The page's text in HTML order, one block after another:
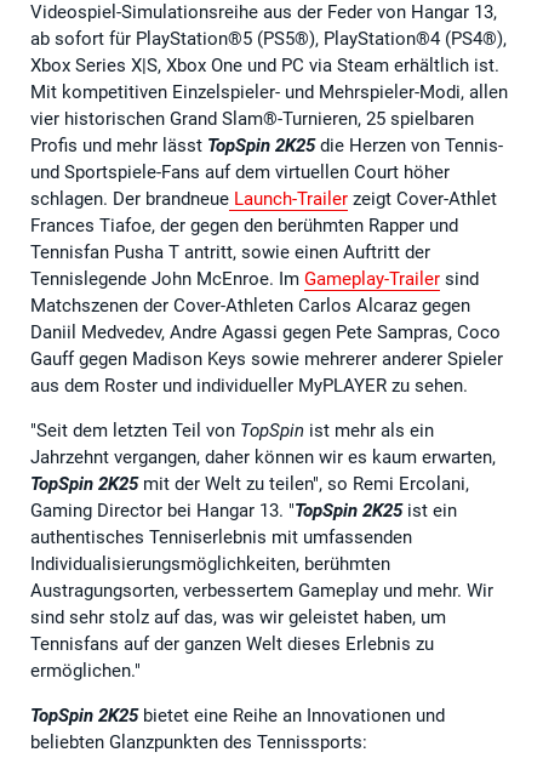
Videospiel-Simulationsreihe aus der Feder von Hangar 13,
ab sofort für PlayStation®5 (PS5®), PlayStation®4 (PS4®),
Xbox Series X|S, Xbox One und PC via Steam erhältlich ist.
Mit kompetitiven Einzelspieler- und Mehrspieler-Modi, allen
vier historischen Grand Slam®-Turnieren, 25 spielbaren
Profis und mehr lässt TopSpin 2K25die Herzen von Tennis-
und Sportspiele-Fans auf dem virtuellen Court höher
schlagen. Der brandneue Launch-Trailer zeigt Cover-Athlet
Frances Tiafoe, der gegen den berühmten Rapper und
Tennisfan Pusha T antritt, sowie einen Auftritt der
Tennislegende John McEnroe. Im Gameplay-Trailer sind
Matchszenen der Cover-Athleten Carlos Alcaraz gegen
Daniil Medvedev, Andre Agassi gegen Pete Sampras, Coco
Gauff gegen Madison Keys sowie mehrerer anderer Spieler
aus dem Roster und individueller MyPLAYER zu sehen.
"Seit dem letzten Teil von TopSpin ist mehr als ein
Jahrzehnt vergangen, daher können wir es kaum erwarten,
TopSpin 2K25mit der Welt zu teilen", so Remi Ercolani,
Gaming Director bei Hangar 13. "TopSpin 2K25ist ein
authentisches Tenniserlebnis mit umfassenden
Individualisierungsmöglichkeiten, berühmten
Austragungsorten, verbessertem Gameplay und mehr. Wir
sind sehr stolz auf das, was wir geleistet haben, um
Tennisfans auf der ganzen Welt dieses Erlebnis zu
ermöglichen."
TopSpin 2K25bietet eine Reihe an Innovationen und
beliebten Glanzpunkten des Tennissports: